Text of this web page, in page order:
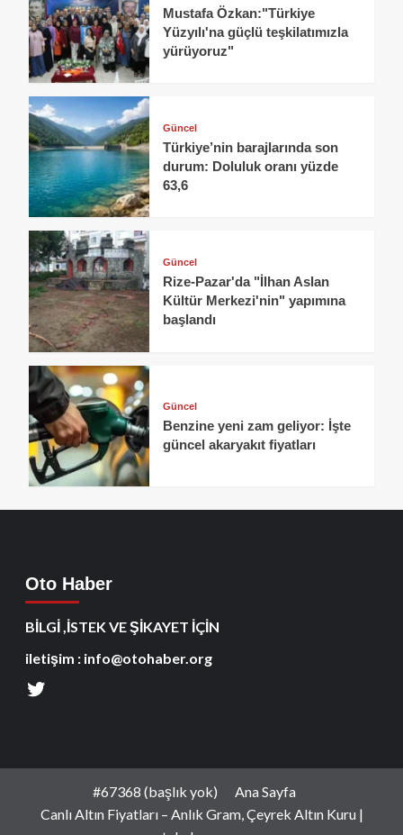
Mustafa Özkan:"Türkiye
Yüzyılı'na güçlü teşkilatımızla
yürüyoruz"
Güncel
Türkiye’nin barajlarında son
durum: Doluluk oranı yüzde
63,6
Güncel
Rize-Pazar'da "İlhan Aslan
Kültür Merkezi'nin" yapımına
başlandı
Güncel
Benzine yeni zam geliyor: İşte
güncel akaryakıt fiyatları
Oto Haber
BİLGİ ,İSTEK VE ŞİKAYET İÇİN
iletişim : info@otohaber.org
#67368 (başlık yok)
Ana Sayfa
Canlı Altın Fiyatları – Anlık Gram, Çeyrek Altın Kuru |